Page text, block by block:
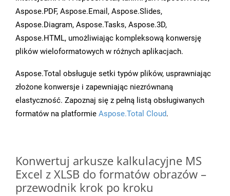
Aspose.PDF, Aspose.Email, Aspose.Slides,
Aspose.Diagram, Aspose.Tasks, Aspose.3D,
Aspose.HTML, umożliwiając kompleksową konwersję
plików wieloformatowych w różnych aplikacjach.
Aspose.Total obsługuje setki typów plików, usprawniając
złożone konwersje i zapewniając niezrównaną
elastyczność. Zapoznaj się z pełną listą obsługiwanych
formatów na platformie Aspose.Total Cloud.
Konwertuj arkusze kalkulacyjne MS
Excel z XLSB do formatów obrazów –
przewodnik krok po kroku